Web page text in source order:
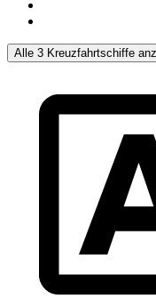
Alle 3 Kreuzfahrtschiffe